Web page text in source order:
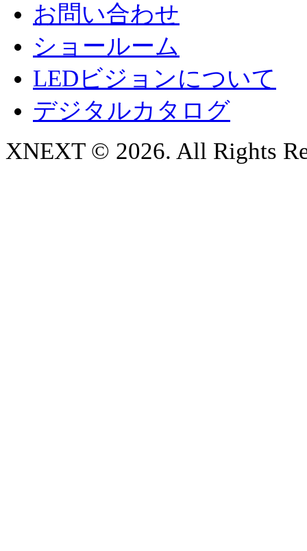
お問い合わせ
ショールーム
LEDビジョンについて
デジタルカタログ
XNEXT © 2026. All Rights